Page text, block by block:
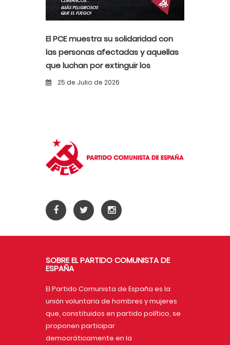
El PCE muestra su solidaridad con
las personas afectadas y aquellas
que luchan por extinguir los
incendios
25 de Julio de 2026
SOBRE EL PARTIDO COMUNISTA DE
ESPAÑA
El Partido Comunista de España es la
unión voluntaria de hombres y mujeres
que, constituidos en partido político, se
proponen participar
democráticamente en la